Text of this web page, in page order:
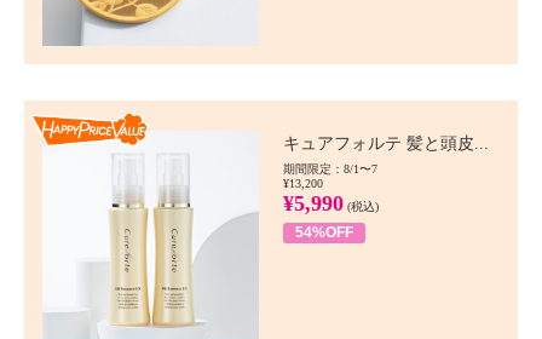
キュアフォルテ 髪と頭皮...
期間限定：8/1〜7
¥13,200
¥5,990 (税込)
54%OFF